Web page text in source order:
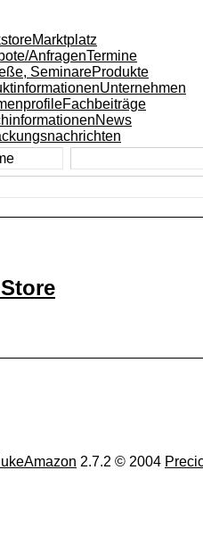
Marktplatz
AnfragenTermine
SeminareProdukte
Unternehmen
Fachbeiträge
News
2.7.2 © 2004